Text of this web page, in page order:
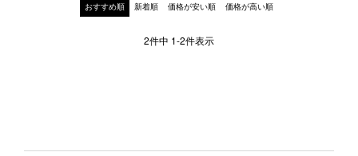
おすすめ順 新着順 価格が安い順 価格が高い順
2件中 1-2件表示